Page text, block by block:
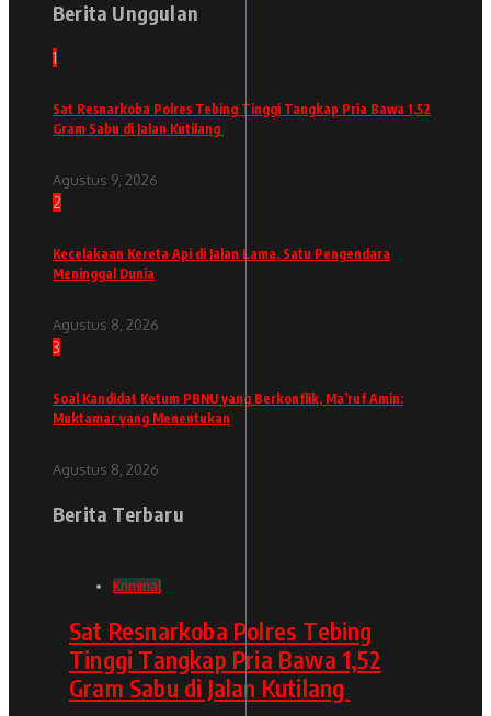
Berita Unggulan
1
Sat Resnarkoba Polres Tebing Tinggi Tangkap Pria Bawa 1,52
Gram Sabu di Jalan Kutilang
Agustus 9, 2026
2
Kecelakaan Kereta Api di Jalan Lama, Satu Pengendara
Meninggal Dunia
Agustus 8, 2026
3
Soal Kandidat Ketum PBNU yang Berkonflik, Ma’ruf Amin:
Muktamar yang Menentukan
Agustus 8, 2026
Berita Terbaru
Kriminal
Sat Resnarkoba Polres Tebing
Tinggi Tangkap Pria Bawa 1,52
Gram Sabu di Jalan Kutilang